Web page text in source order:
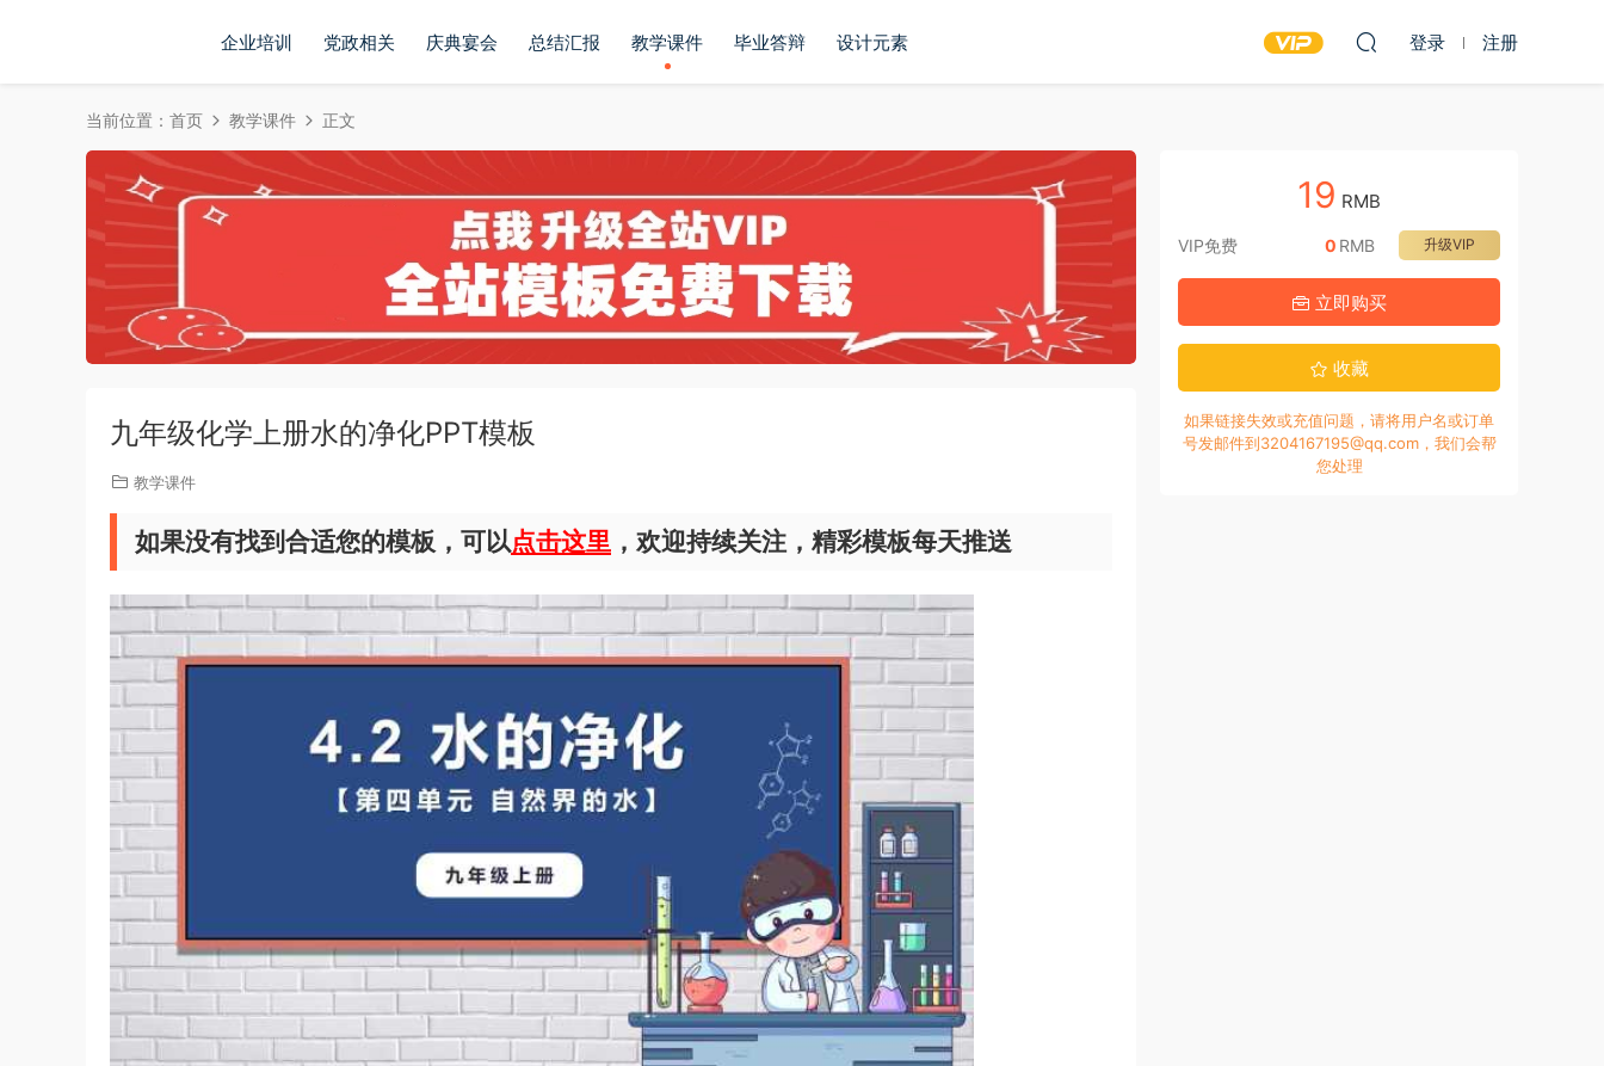
企业培训 党政相关 庆典宴会 总结汇报 教学课件 毕业答辩 设计元素 登录 注册
当前位置： 首页 教学课件 正文
九年级化学上册水的净化PPT模板
教学课件
如果没有找到合适您的模板，可以点击这里 ，欢迎持续关注，精彩模板每天推送
19 RMB
VIP免费 升级VIP
0 RMB
立即购买
收藏
如果链接失效或充值问题，请将用户名或订单
号发邮件到3204167195@qq.com，我们会帮
您处理